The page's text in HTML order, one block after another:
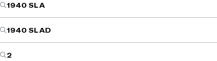
1940 SL A
1940 SL AD
2